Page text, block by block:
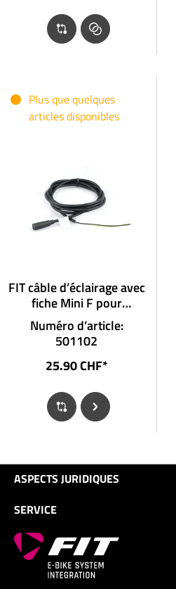
Plus que quelques
articles disponibles
FIT câble d’éclairage avec
fiche Mini F pour
projecteur sans fiche
Numéro d’article:
501102
25.90 CHF*
ASPECTS JURIDIQUES
SERVICE